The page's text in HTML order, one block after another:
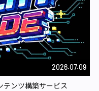
2026.07.09
ンツ構築サービス